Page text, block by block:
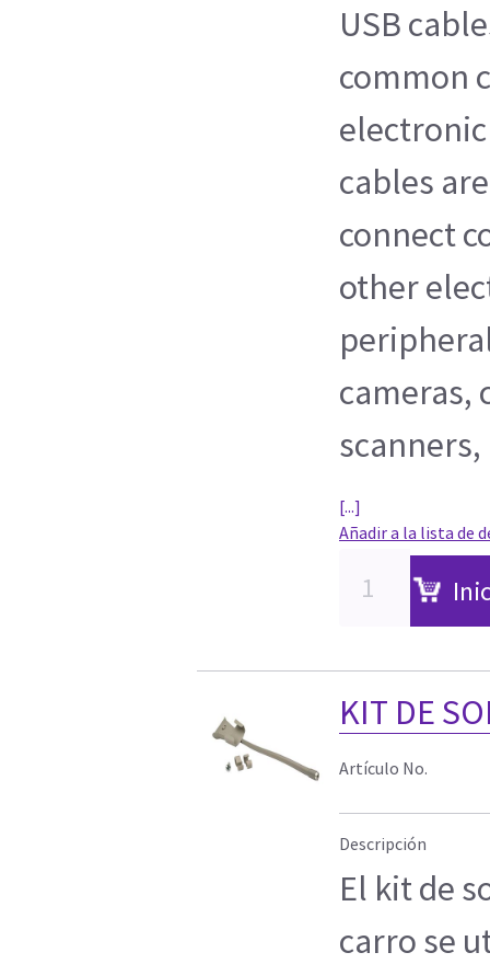
USB
common
cables
connect
other
cameras,
[...]
Añadir a la lista de
KIT DE
Artículo No.
Descripción
El kit de
carro se